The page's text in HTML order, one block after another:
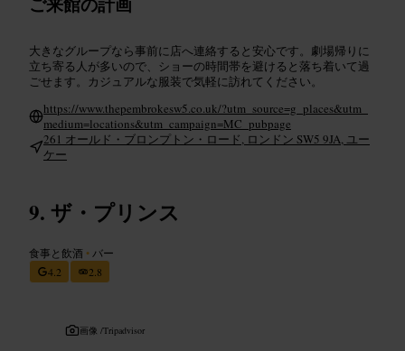
大きなグループなら事前に店へ連絡すると安心です。劇場帰りに
立ち寄る人が多いので、ショーの時間帯を避けると落ち着いて過
ごせます。カジュアルな服装で気軽に訪れてください。
https://www.thepembrokesw5.co.uk/?utm_source=g_places&utm_
medium=locations&utm_campaign=MC_pubpage
261 オールド・ブロンプトン・ロード, ロンドン SW5 9JA, ユー
ケー
ザ・プリンス
食事と飲酒 • バー
4.2
2.8
画像 /Tripadvisor